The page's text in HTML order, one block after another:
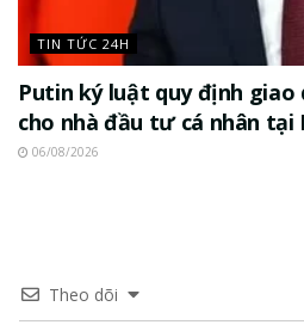
TIN TỨC 24H
Putin ký luật quy định giao
cho nhà đầu tư cá nhân tại
06/08/2026
Theo dõi